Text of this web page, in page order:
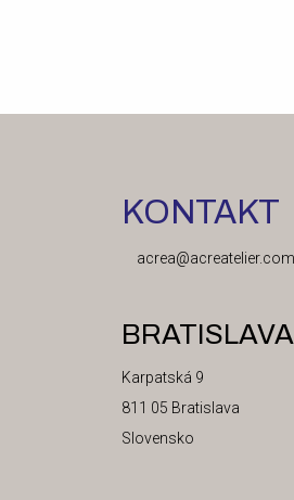
KONTAKT
acrea@acreatelier.com
BRATISLAVA
Karpatská 9
811 05 Bratislava
Slovensko